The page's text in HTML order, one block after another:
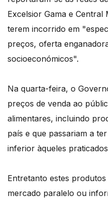
Excelsior Gama e Central
terem incorrido em
preços, oferta
socioeconómicos".
Na quarta-feira, o
preços de venda ao
alimentares, incluindo
país e que passariam a
inferior àqueles
Entretanto estes
mercado paralelo ou